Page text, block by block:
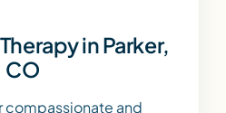
in Parker,
CO
compassionate and